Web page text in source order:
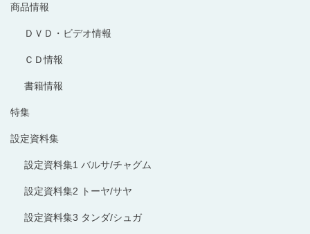
商品情報
ＤＶＤ・ビデオ情報
ＣＤ情報
書籍情報
特集
設定資料集
設定資料集1 バルサ/チャグム
設定資料集2 トーヤ/サヤ
設定資料集3 タンダ/シュガ